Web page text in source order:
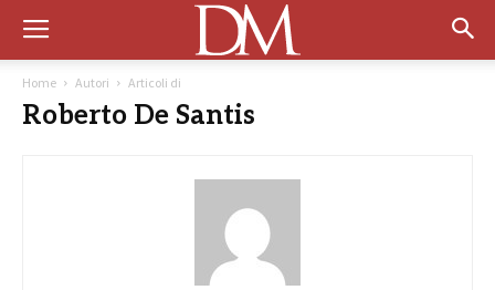
Home Autori Articoli di
Roberto De Santis